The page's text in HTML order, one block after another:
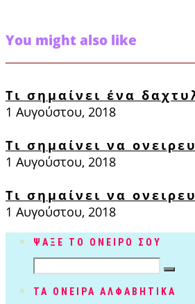
You might also like
Τι σημαίνει ένα
1 Αυγούστου, 2018
Τι σημαίνει να
1 Αυγούστου, 2018
Τι σημαίνει να
1 Αυγούστου, 2018
ΨΑΞΕ ΤΟ ΟΝΕΙΡΟ ΣΟΥ
ΤΑ ΟΝΕΙΡΑ ΑΛΦΑΒΗΤΙΚΑ